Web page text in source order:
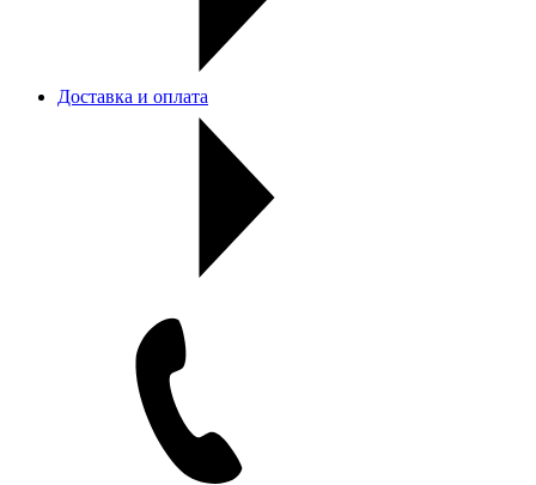
Доставка и оплата